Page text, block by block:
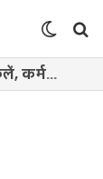
Switch
skin
DA विवाद में पंजाब सरकार की बढ़ीं मुश्किलें, कर्मचारियों ने सुप्रीम कोर्ट में दायर की कैविएट